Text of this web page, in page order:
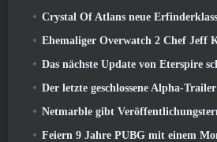
Crystal Of Atlans neue Erfinderklasse
Ehemaliger Overwatch 2 Chef Jeff Kaplan erklärt,
Das nächste Update von Eterspire schickt
Der letzte geschlossene Alpha-Trailer von Last Paradise ist ein
Netmarble gibt Veröffentlichungstermin für das Monsterzähmungs-Action-
Feiern 9 Jahre PUBG mit einem Monat